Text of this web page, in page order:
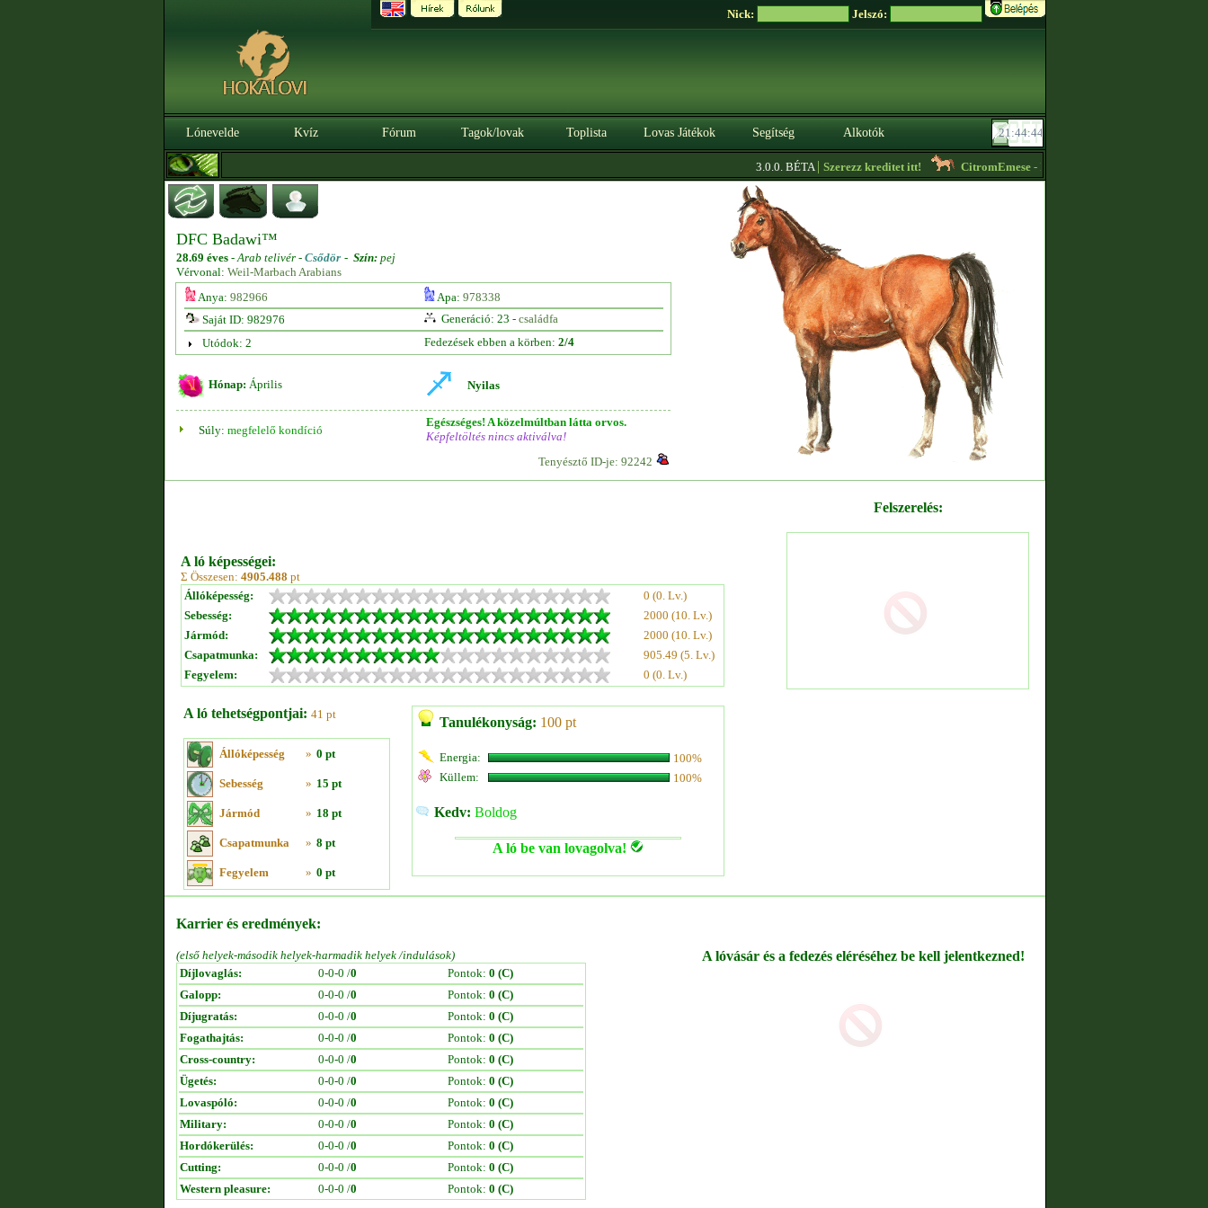
Nick: Jelszó:
Lónevelde Kvíz Fórum Tagok/lovak Toplista Lovas Játékok Segítség Alkotók
3.0.0. BÉTA|Szerezz kreditet itt! CitromEmese- Lóvásár! Elérhetőek sok fajtában,
DFC Badawi™
28.69 éves -Arab telivér - Csődör - Szín: pej
Vérvonal: Weil-Marbach Arabians
Anya: 982966 Apa: 978338
Saját ID: 982976
Generáció: 23 - családfa
Utódok: 2
Fedezések ebben a körben: 2/4
Hónap: Április Nyilas
Súly: megfelelő kondíció
Egészséges! A közelmúltban látta orvos.
Képfeltöltés nincs aktiválva!
Tenyésztő ID-je: 92242
A ló képességei:
Σ Összesen: 4905.488 pt
Állóképesség:
0 (0. Lv.)
Sebesség:
2000 (10. Lv.)
Jármód:
2000 (10. Lv.)
Csapatmunka:
905.49 (5. Lv.)
Fegyelem:
0 (0. Lv.)
A ló tehetségpontjai: 41 pt
Állóképesség » 0 pt
Sebesség » 15 pt
Jármód » 18 pt
Csapatmunka » 8 pt
Fegyelem » 0 pt
Tanulékonyság: 100 pt
Energia:
100%
Küllem:
100%
Kedv: Boldog
A ló be van lovagolva!
Felszerelés:
Karrier és eredmények:
(első helyek-második helyek-harmadik helyek /indulások)
Díjlovaglás:
0-0-0 /0 Pontok: 0 (C)
Galopp:
0-0-0 /0 Pontok: 0 (C)
Díjugratás:
0-0-0 /0 Pontok: 0 (C)
Fogathajtás:
0-0-0 /0 Pontok: 0 (C)
Cross-country:
0-0-0 /0 Pontok: 0 (C)
Ügetés:
0-0-0 /0 Pontok: 0 (C)
Lovaspóló:
0-0-0 /0 Pontok: 0 (C)
Military:
0-0-0 /0 Pontok: 0 (C)
Hordókerülés:
0-0-0 /0 Pontok: 0 (C)
Cutting:
0-0-0 /0 Pontok: 0 (C)
Western pleasure:
0-0-0 /0 Pontok: 0 (C)
A lóvásár és a fedezés eléréséhez be kell jelentkezned!